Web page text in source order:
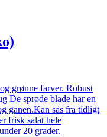
grønne farver. Robust
De sprøde blade har en
ganen.Kan sås fra tidligt
frisk salat hele
20 grader.